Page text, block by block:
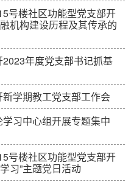
号楼社区功能型党支部开
机构建设历程及其传承的
年度党支部书记抓基
学期教工党支部工作会
习中心组开展专题集中
号楼社区功能型党支部开
习”主题党日活动